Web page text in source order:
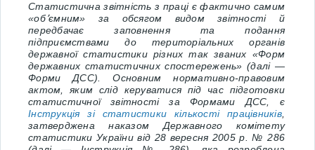
Статистична звітність з праці є фактично самим
«об՚ємним» за обсягом видом звітності й
передбачає заповнення та подання
підприємствами до територіальних органів
державної статистики різних так званих «Форм
державних статистичних спостережень» (далі ―
Форми ДСС). Основним нормативно-правовим
актом, яким слід керуватися під час підготовки
статистичної звітності за Формами ДСС, є
Інструкція зі статистики кількості працівників,
затверджена наказом Державного комітету
статистики України від 28 вересня 2005 р. № 286